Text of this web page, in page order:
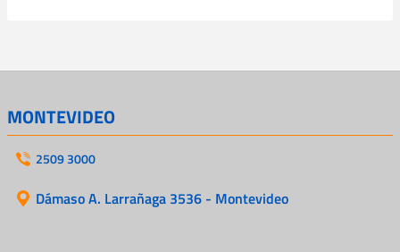
MONTEVIDEO
2509 3000
Dámaso A. Larrañaga 3536 - Montevideo